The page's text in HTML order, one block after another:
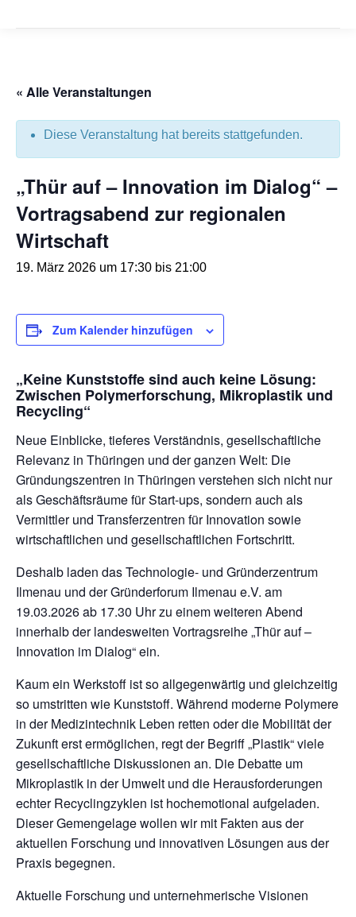
« Alle Veranstaltungen
Diese Veranstaltung hat bereits stattgefunden.
„Thür auf – Innovation im Dialog“ –
Vortragsabend zur regionalen
Wirtschaft
19. März 2026 um 17:30 bis 21:00
„Keine Kunststoffe sind auch keine Lösung:
Zwischen Polymerforschung, Mikroplastik und
Recycling“
Neue Einblicke, tieferes Verständnis, gesellschaftliche
Relevanz in Thüringen und der ganzen Welt: Die
Gründungszentren in Thüringen verstehen sich nicht nur
als Geschäftsräume für Start-ups, sondern auch als
Vermittler und Transferzentren für Innovation sowie
wirtschaftlichen und gesellschaftlichen Fortschritt.
Deshalb laden das Technologie- und Gründerzentrum
Ilmenau und der Gründerforum Ilmenau e.V. am
19.03.2026 ab 17.30 Uhr zu einem weiteren Abend
innerhalb der landesweiten Vortragsreihe „Thür auf –
Innovation im Dialog“ ein.
Kaum ein Werkstoff ist so allgegenwärtig und gleichzeitig
so umstritten wie Kunststoff. Während moderne Polymere
in der Medizintechnik Leben retten oder die Mobilität der
Zukunft erst ermöglichen, regt der Begriff „Plastik“ viele
gesellschaftliche Diskussionen an. Die Debatte um
Mikroplastik in der Umwelt und die Herausforderungen
echter Recyclingzyklen ist hochemotional aufgeladen.
Dieser Gemengelage wollen wir mit Fakten aus der
aktuellen Forschung und innovativen Lösungen aus der
Praxis begegnen.
Aktuelle Forschung und unternehmerische Visionen
Zum Kalender hinzufügen